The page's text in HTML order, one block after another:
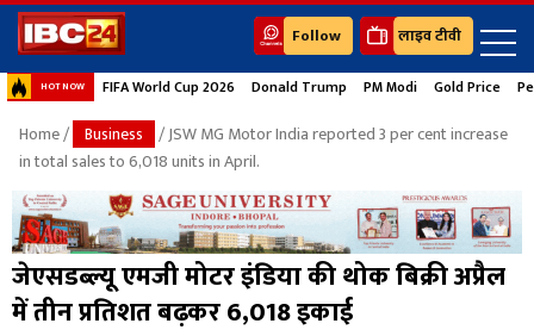
Follow लाइव टीवी
HOT NOW FIFA World Cup 2026 Donald Trump PM Modi Gold Price
Home/ Business
/ JSW MG Motor India reported 3 per cent increase
in total sales to 6,018 units in April.
जेएसडब्ल्यू एमजी मोटर इंडिया की थोक बिक्री अप्रैल
में तीन प्रतिशत बढ़कर 6,018 इकाई